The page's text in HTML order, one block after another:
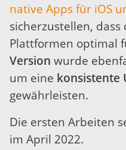
native Apps für iOS
sicherzustellen, dass
Plattformen optimal
Version wurde
um eine konsistente
gewährleisten.
Die ersten Arbeiten
im April 2022.